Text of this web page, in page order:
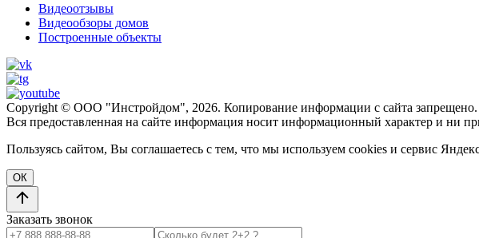
Видеоотзывы
Видеообзоры домов
Построенные объекты
Copyright © ООО "Инстройдом", 2026. Копирование информации с сайта запрещено.
Вся предоставленная на сайте информация носит информационный характер и ни
Пользуясь сайтом, Вы соглашаетесь с тем, что мы используем cookies и сервис
ОК
Заказать звонок